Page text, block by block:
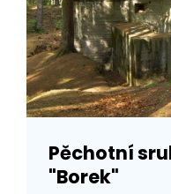
Pěchotní
"Borek"